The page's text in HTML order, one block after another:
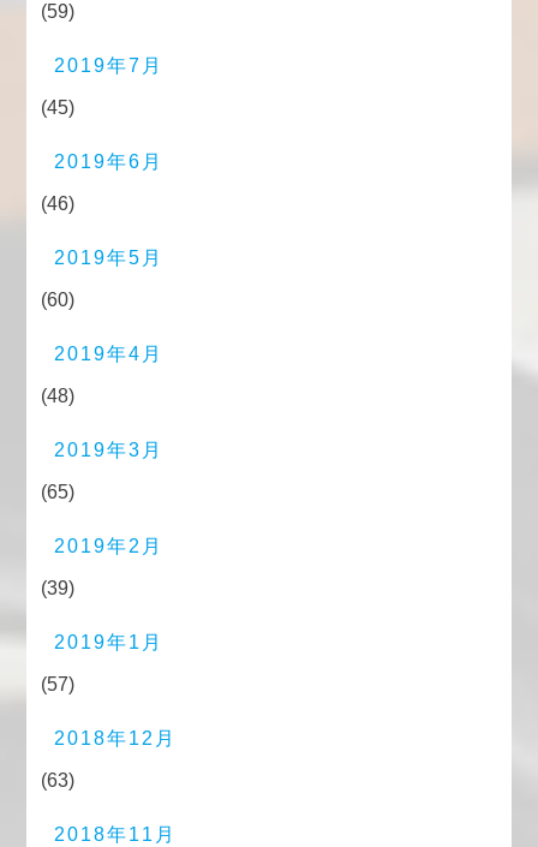
(59)
2019年7月
(45)
2019年6月
(46)
2019年5月
(60)
2019年4月
(48)
2019年3月
(65)
2019年2月
(39)
2019年1月
(57)
2018年12月
(63)
2018年11月